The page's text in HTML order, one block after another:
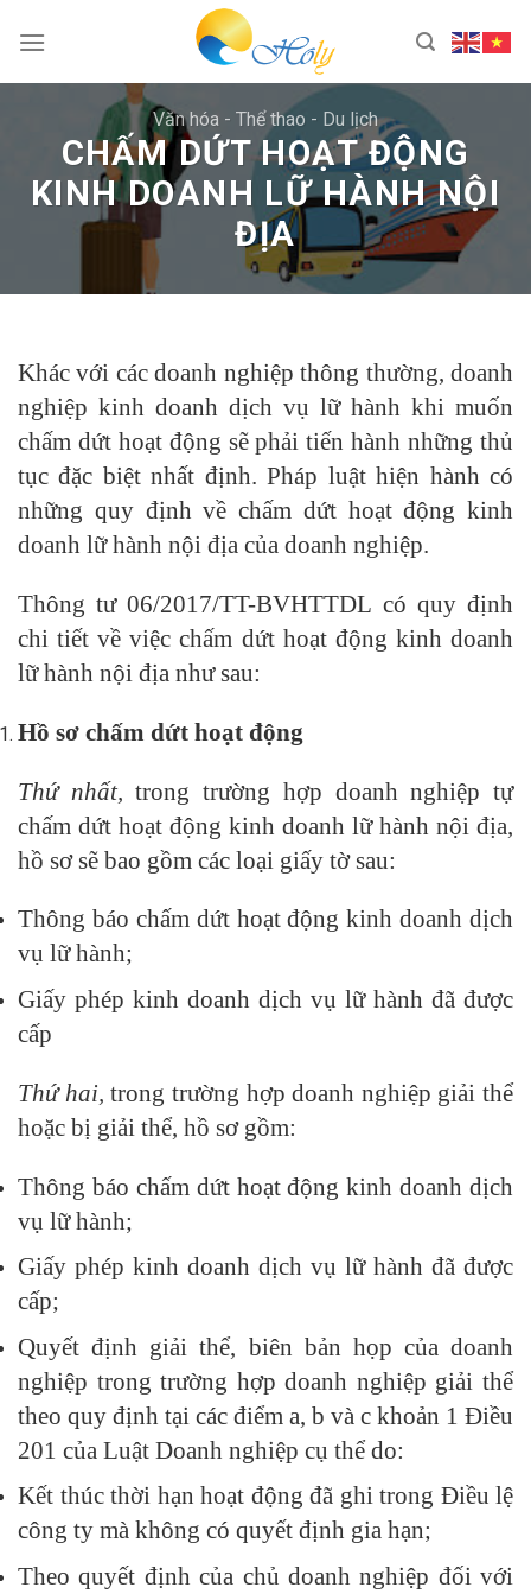
Văn hóa - Thể thao - Du lịch
CHẤM DỨT HOẠT ĐỘNG
KINH DOANH LỮ HÀNH NỘI
ĐỊA
Khác với các doanh nghiệp thông thường, doanh
nghiệp kinh doanh dịch vụ lữ hành khi muốn
chấm dứt hoạt động sẽ phải tiến hành những thủ
tục đặc biệt nhất định. Pháp luật hiện hành có
những quy định về chấm dứt hoạt động kinh
doanh lữ hành nội địa của doanh nghiệp.
Thông tư 06/2017/TT-BVHTTDL có quy định
chi tiết về việc chấm dứt hoạt động kinh doanh
lữ hành nội địa như sau:
Hồ sơ chấm dứt hoạt động
Thứ nhất,
trong trường hợp doanh nghiệp tự
chấm dứt hoạt động kinh doanh lữ hành nội địa,
hồ sơ sẽ bao gồm các loại giấy tờ sau:
Thông báo chấm dứt hoạt động kinh doanh dịch
vụ lữ hành;
Giấy phép kinh doanh dịch vụ lữ hành đã được
cấp
Thứ hai, trong trường hợp doanh nghiệp giải thể
hoặc bị giải thể, hồ sơ gồm:
Thông báo chấm dứt hoạt động kinh doanh dịch
vụ lữ hành;
Giấy phép kinh doanh dịch vụ lữ hành đã được
cấp;
Quyết định giải thể, biên bản họp của doanh
nghiệp trong trường hợp doanh nghiệp giải thể
theo quy định tại các điểm a, b và c khoản 1 Điều
201 của Luật Doanh nghiệp cụ thể do:
Kết thúc thời hạn hoạt động đã ghi trong Điều lệ
công ty mà không có quyết định gia hạn;
Theo quyết định của chủ doanh nghiệp đối với